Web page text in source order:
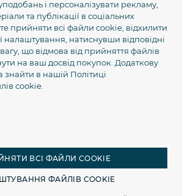
і персоналізувати рекламу,
та публікації в соціальних
прийняти всі файли cookie, відхилити
налаштування, натиснувши відповідні
що відмова від прийняття файлів
на ваш досвід покупок. Додаткову
знайти в нашій Політиці
cookie.
ВСІ ФАЙЛИ COOKIE
ФАЙЛІВ COOKIE